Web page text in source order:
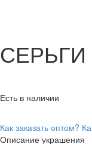
СЕРЬГИ
Есть в наличии
Как заказать оптом?
Описание украшения